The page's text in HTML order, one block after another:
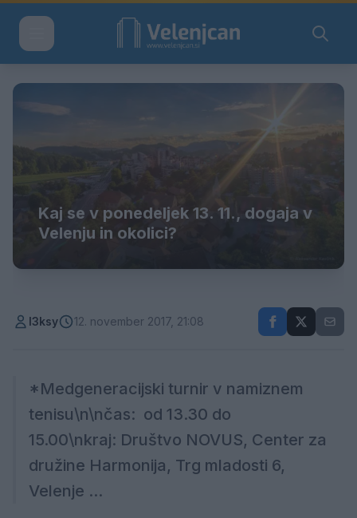
Kaj se v ponedeljek 13. 11., dogaja v
Velenju in okolici?
l3ksy 12. november 2017, 21:08
*Medgeneracijski turnir v namiznem
tenisu\n\nčas: od 13.30 do
15.00\nkraj: Društvo NOVUS, Center za
družine Harmonija, Trg mladosti 6,
Velenje ...